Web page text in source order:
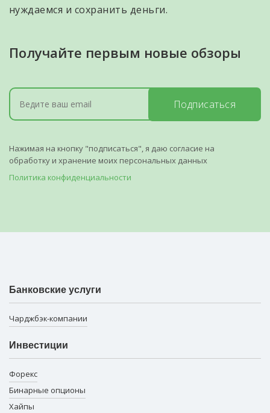
нуждаемся и сохранить деньги.
Получайте первым новые обзоры
Подписаться
Нажимая на кнопку "подписаться", я даю согласие на
обработку и хранение моих персональных данных
Политика конфиденциальности
Банковские услуги
Чарджбэк-компании
Инвестиции
Форекс
Бинарные опционы
Хайпы